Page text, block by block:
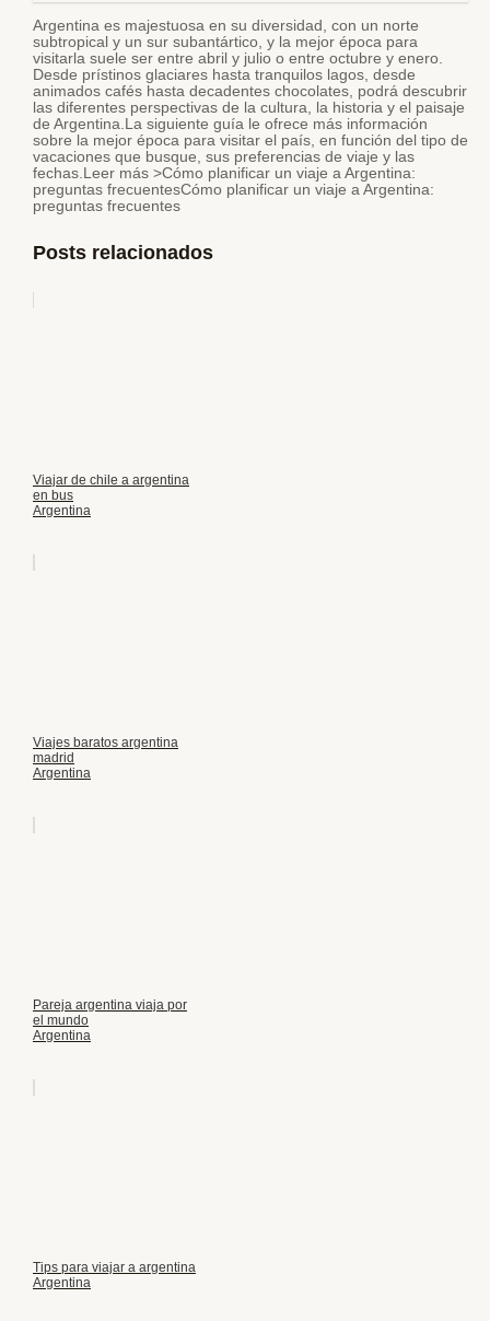
Argentina es majestuosa en su diversidad, con un norte
subtropical y un sur subantártico, y la mejor época para
visitarla suele ser entre abril y julio o entre octubre y enero.
Desde prístinos glaciares hasta tranquilos lagos, desde
animados cafés hasta decadentes chocolates, podrá descubrir
las diferentes perspectivas de la cultura, la historia y el paisaje
de Argentina.La siguiente guía le ofrece más información
sobre la mejor época para visitar el país, en función del tipo de
vacaciones que busque, sus preferencias de viaje y las
fechas.Leer más >Cómo planificar un viaje a Argentina:
preguntas frecuentesCómo planificar un viaje a Argentina:
preguntas frecuentes
Posts relacionados
Viajar de chile a argentina
en bus
Argentina
Viajes baratos argentina
madrid
Argentina
Pareja argentina viaja por
el mundo
Argentina
Tips para viajar a argentina
Argentina